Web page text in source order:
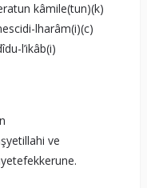
kâmile(tun)(k)
lharâm(i)(c)
l’ikâb(i)
ve